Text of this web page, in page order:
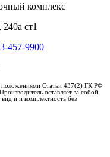
комплекс
ст1
457-9900
положениями Статьи 437(2) ГК РФ
оставляет за собой
и и комплектность без